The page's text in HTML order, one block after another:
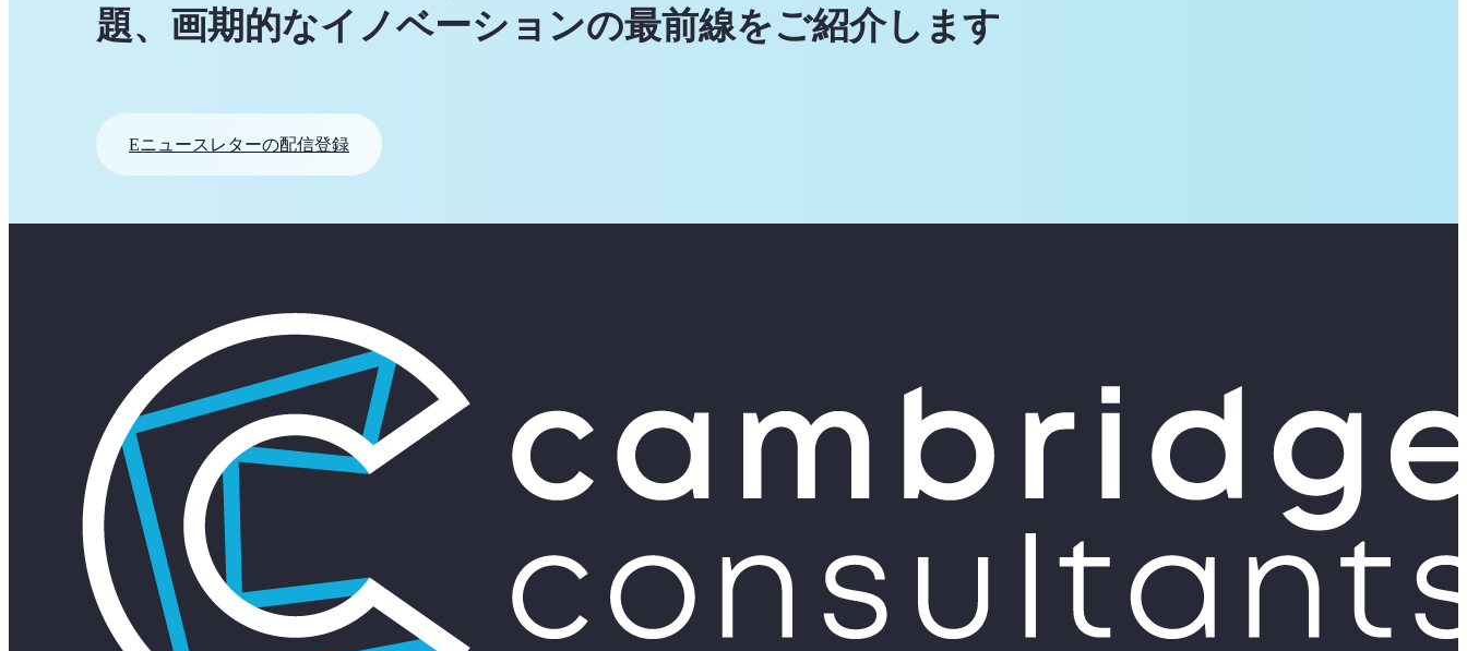
題、画期的なイノベーションの最前線をご紹介します
Eニュースレターの配信登録